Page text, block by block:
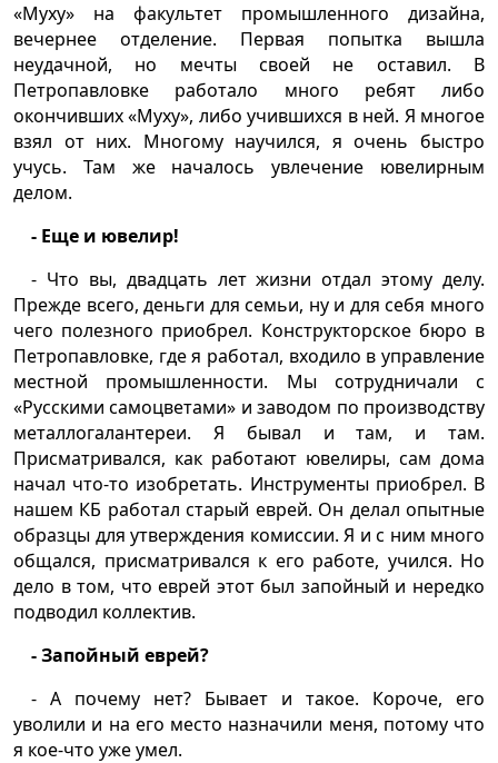
«Муху» на факультет промышленного дизайна,
вечернее отделение. Первая попытка вышла
неудачной, но мечты своей не оставил. В
Петропавловке работало много ребят либо
окончивших «Муху», либо учившихся в ней. Я многое
взял от них. Многому научился, я очень быстро
учусь. Там же началось увлечение ювелирным
делом.
- Еще и ювелир!
- Что вы, двадцать лет жизни отдал этому делу.
Прежде всего, деньги для семьи, ну и для себя много
чего полезного приобрел. Конструкторское бюро в
Петропавловке, где я работал, входило в управление
местной промышленности. Мы сотрудничали с
«Русскими самоцветами» и заводом по производству
металлогалантереи. Я бывал и там, и там.
Присматривался, как работают ювелиры, сам дома
начал что-то изобретать. Инструменты приобрел. В
нашем КБ работал старый еврей. Он делал опытные
образцы для утверждения комиссии. Я и с ним много
общался, присматривался к его работе, учился. Но
дело в том, что еврей этот был запойный и нередко
подводил коллектив.
- Запойный еврей?
- А почему нет? Бывает и такое. Короче, его
уволили и на его место назначили меня, потому что
я кое-что уже умел.